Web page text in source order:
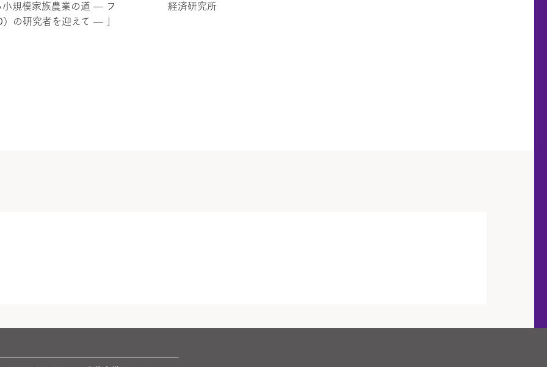
規模家族農業の道 — フ
の研究者を迎えて — 」
経済研究所